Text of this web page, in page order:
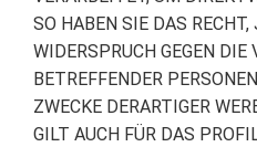
SO HABEN SIE DAS RECHT,
WIDERSPRUCH GEGEN DIE
BETREFFENDER
ZWECKE DERARTIGER
GILT AUCH FÜR DAS